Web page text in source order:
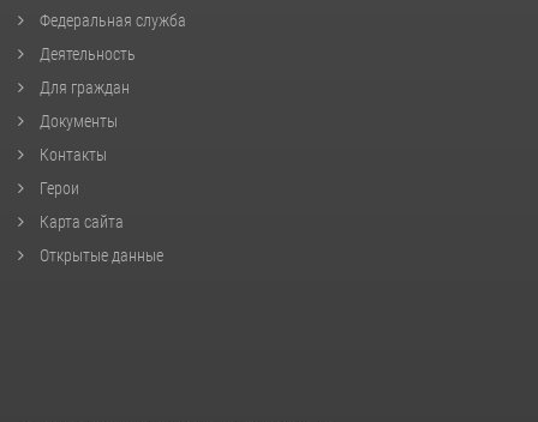
Федеральная служба
Деятельность
Для граждан
Документы
Контакты
Герои
Карта сайта
Открытые данные